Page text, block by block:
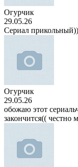
Огурчик
29.05.26
Сериал прикольный))
Огурчик
29.05.26
обожаю этот
закончится(( честно